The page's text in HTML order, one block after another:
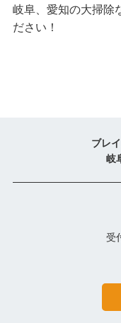
岐阜、愛知の大掃除
ださい！
ブレ
岐
受